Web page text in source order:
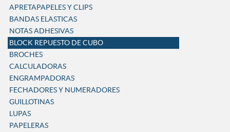
APRETAPAPELES Y CLIPS
BANDAS ELASTICAS
NOTAS ADHESIVAS
BLOCK REPUESTO DE CUBO
BROCHES
CALCULADORAS
ENGRAMPADORAS
FECHADORES Y NUMERADORES
GUILLOTINAS
LUPAS
PAPELERAS